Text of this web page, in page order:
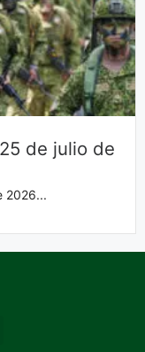
de julio de
2026...